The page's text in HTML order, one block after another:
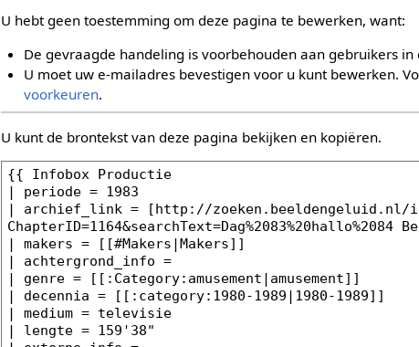
U hebt geen toestemming om deze pagina te bewerken, want:
De gevraagde handeling is voorbehouden aan gebruikers
U moet uw e-mailadres bevestigen voor u kunt bewerken.
voorkeuren.
U kunt de brontekst van deze pagina bekijken en kopiëren.